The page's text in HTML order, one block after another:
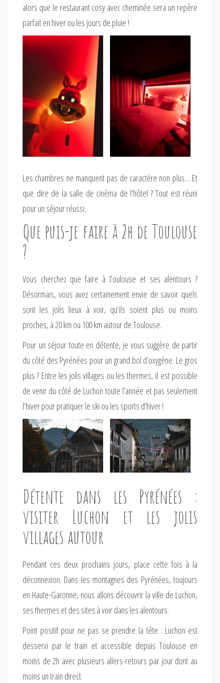
alors que le restaurant cosy avec cheminée sera un repère
parfait en hiver ou les jours de pluie !
Les chambres ne manquent pas de caractère non plus… Et
que dire de la salle de cinéma de l’hôtel ? Tout est réuni
pour un séjour réussi.
Que puis-je faire à 2h de Toulouse
?
Vous cherchez que faire à Toulouse et ses alentours ?
Désormais, vous avez certainement envie de savoir quels
sont les jolis lieux à voir, qu’ils soient plus ou moins
proches, à 20 km ou 100 km autour de Toulouse.
Pour un séjour toute en détente, je vous suggère de partir
du côté des Pyrénées pour un grand bol d’oxygène. Le gros
plus ? Entre les jolis villages ou les thermes, il est possible
de venir du côté de Luchon toute l’année et pas seulement
l’hiver pour pratiquer le ski ou les sports d’hiver !
Détente dans les Pyrénées :
visiter Luchon et les jolis
villages autour
Pendant ces deux prochains jours, place cette fois à la
déconnexion. Dans les montagnes des Pyrénées, toujours
en Haute-Garonne, nous allons découvrir la ville de Luchon,
ses thermes et des sites à voir dans les alentours.
Point positif pour ne pas se prendre la tête : Luchon est
desservi par le train et accessible depuis Toulouse en
moins de 2h avec plusieurs allers-retours par jour dont au
moins un train direct.